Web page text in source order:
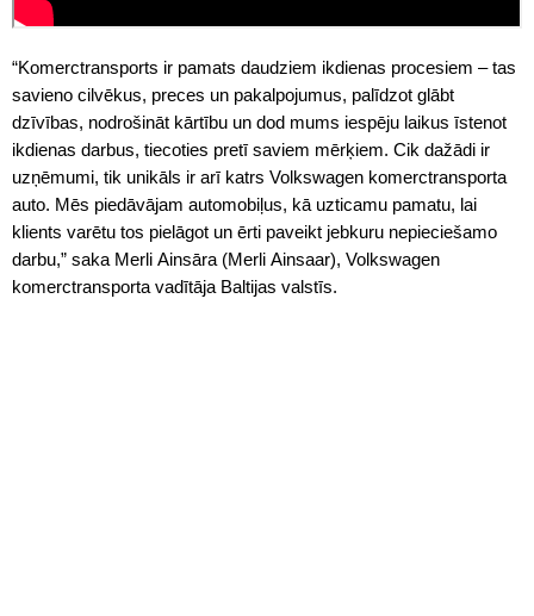
“Komerctransports ir pamats daudziem ikdienas procesiem – tas
savieno cilvēkus, preces un pakalpojumus, palīdzot glābt
dzīvības, nodrošināt kārtību un dod mums iespēju laikus īstenot
ikdienas darbus, tiecoties pretī saviem mērķiem. Cik dažādi ir
uzņēmumi, tik unikāls ir arī katrs Volkswagen komerctransporta
auto. Mēs piedāvājam automobiļus, kā uzticamu pamatu, lai
klients varētu tos pielāgot un ērti paveikt jebkuru nepieciešamo
darbu,” saka Merli Ainsāra (Merli Ainsaar), Volkswagen
komerctransporta vadītāja Baltijas valstīs.